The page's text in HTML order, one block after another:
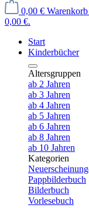
0,00 €
0,00 €.
Start
Kinderbücher
Altersgruppen
ab 2 Jahren
ab 3 Jahren
ab 4 Jahren
ab 5 Jahren
ab 6 Jahren
ab 8 Jahren
ab 10 Jahren
Kategorien
Pappbilderbuch
Bilderbuch
Vorlesebuch